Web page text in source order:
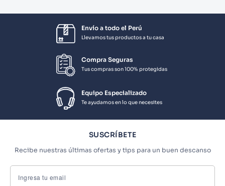
Envío a todo el Perú
Llevamos tus productos a tu casa
Compra Seguras
Tus compras son 100% protegidas
Equipo Especializado
Te ayudamos en lo que necesites
SUSCRÍBETE
Recibe nuestras últimas ofertas y tips para un buen descanso